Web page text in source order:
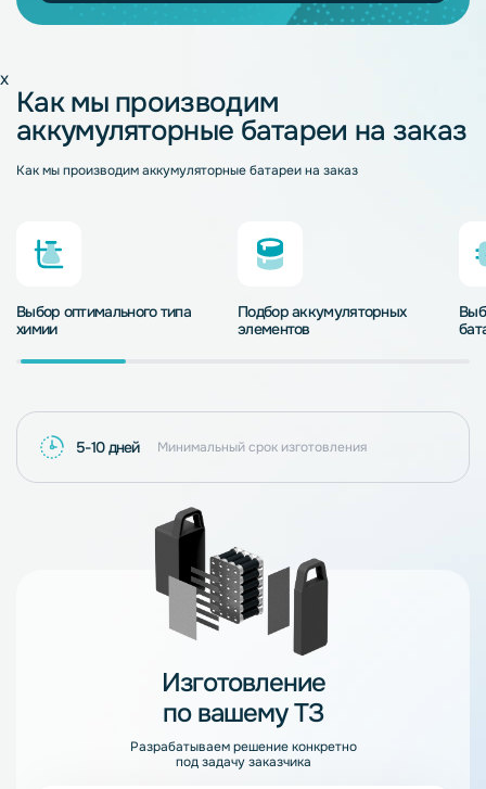
x
Как мы производим
аккумуляторные батареи на заказ
Как мы производим аккумуляторные батареи на заказ
5-10 дней Минимальный срок изготовления
Выбор оптимального типа
химии
Подбор аккумуляторных
элементов
Изготовление
по вашему ТЗ
Разрабатываем решение конкретно
под задачу заказчика